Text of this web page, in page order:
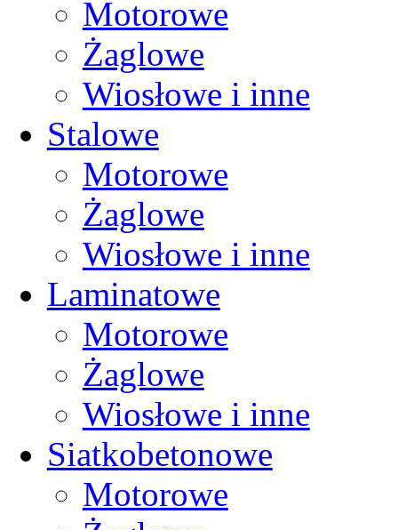
Motorowe
Żaglowe
Wiosłowe i inne
Stalowe
Motorowe
Żaglowe
Wiosłowe i inne
Laminatowe
Motorowe
Żaglowe
Wiosłowe i inne
Siatkobetonowe
Motorowe